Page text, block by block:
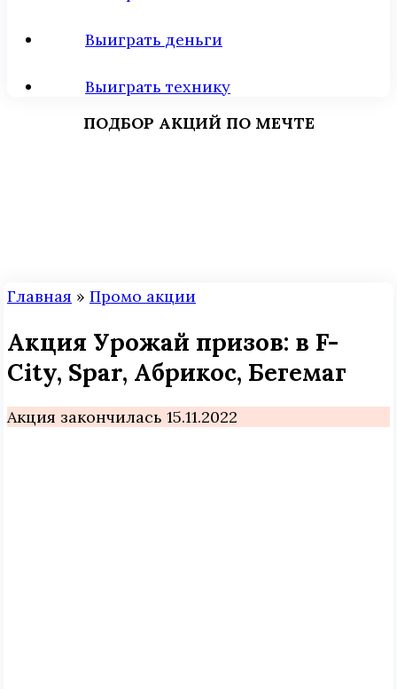
Выиграть деньги
Выиграть технику
ПОДБОР АКЦИЙ ПО МЕЧТЕ
Главная » Промо акции
Акция Урожай призов: в F-
City, Spar, Абрикос, Бегемаг
Акция закончилась 15.11.2022